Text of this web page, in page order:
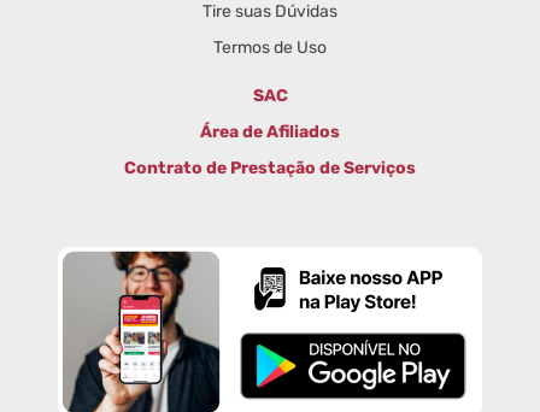
Tire suas Dúvidas
Termos de Uso
SAC
Área de Afiliados
Contrato de Prestação de Serviços